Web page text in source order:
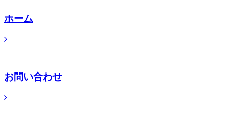
ホーム
お問い合わせ